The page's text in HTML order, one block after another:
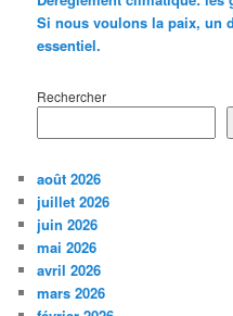
Si nous voulons la paix, un
essentiel.
Rechercher
août 2026
juillet 2026
juin 2026
mai 2026
avril 2026
mars 2026